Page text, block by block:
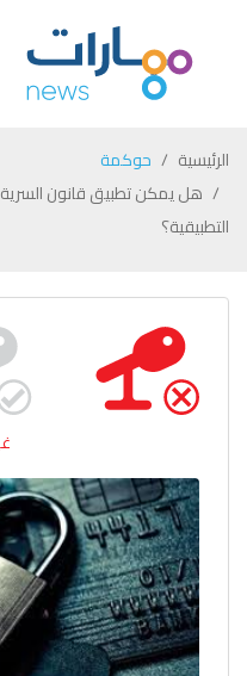
الرئيسية
حوكمة
هل يمكن تطبيق قانون
التطبيقية؟